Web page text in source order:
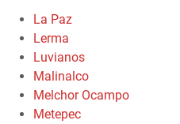
La Paz
Lerma
Luvianos
Malinalco
Melchor Ocampo
Metepec